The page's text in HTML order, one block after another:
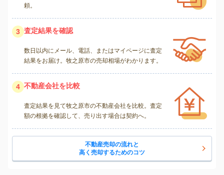
頼。
3 査定結果を確認
数日以内にメール、電話、またはマイページに査定
結果をお届け。牧之原市の売却相場がわかります。
4 不動産会社を比較
査定結果を見て牧之原市の不動産会社を比較。査定
額の根拠を確認して、売り出す場合は契約へ。
不動産売却の流れと
高く売却するためのコツ